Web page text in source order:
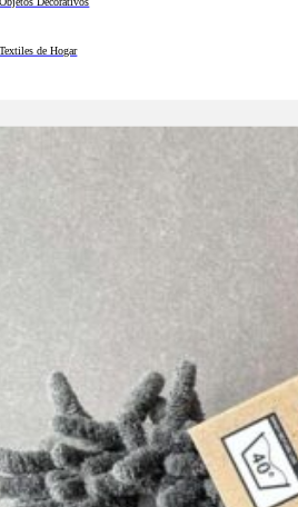
Textiles de Hogar